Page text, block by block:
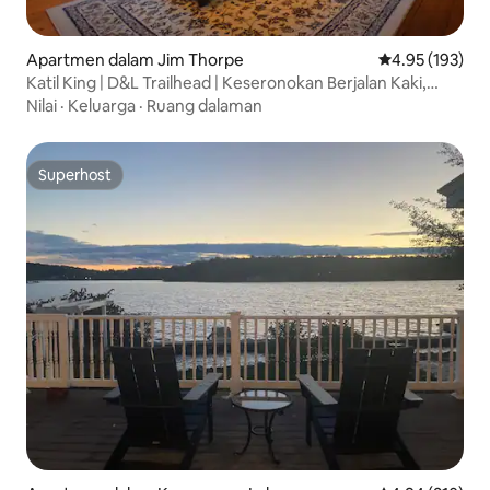
Apartmen dalam Jim Thorpe Penarafan
4.95 (193)
Katil King | D&L Trailhead | Keseronokan Berjalan Kaki,
Berbasikal & Mendaki!
Nilai · Keluarga · Ruang dalaman
Superhost
Superhost